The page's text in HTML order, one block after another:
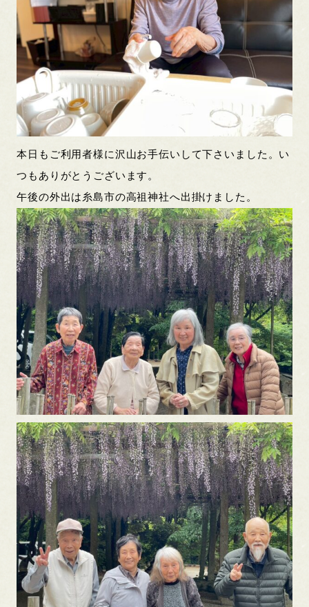
本日もご利用者様に沢山お手伝いして下さいました。い
つもありがとうございます。
午後の外出は糸島市の高祖神社へ出掛けました。